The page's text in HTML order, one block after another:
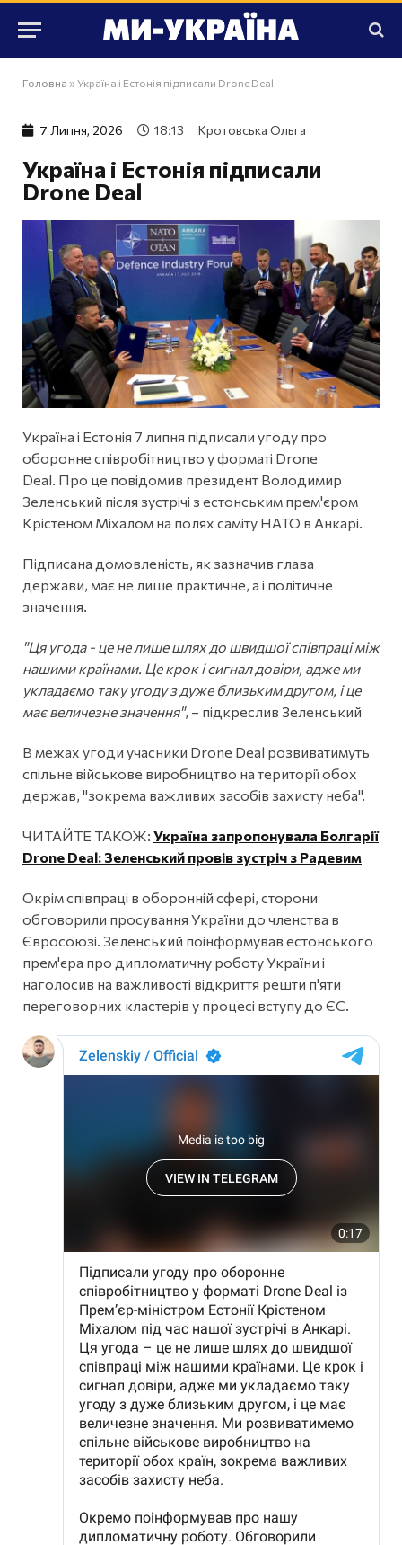
Головна » Україна і Естонія підписали Drone Deal
7 Липня, 2026 18:13 Кротовська Ольга
Україна і Естонія підписали
Drone Deal
Україна і Естонія 7 липня підписали угоду про
оборонне співробітництво у форматі Drone
Deal. Про це повідомив президент Володимир
Зеленський після зустрічі з естонським прем'єром
Крістеном Міхалом на полях саміту НАТО в Анкарі.
Підписана домовленість, як зазначив глава
держави, має не лише практичне, а і політичне
значення.
"Ця угода - це не лише шлях до швидшої співпраці між
нашими країнами. Це крок і сигнал довіри, адже ми
укладаємо таку угоду з дуже близьким другом, і це
має величезне значення", – підкреслив Зеленський
В межах угоди учасники Drone Deal розвиватимуть
спільне військове виробництво на території обох
держав, "зокрема важливих засобів захисту неба".
ЧИТАЙТЕ ТАКОЖ: Україна запропонувала Болгарії
Drone Deal: Зеленський провів зустріч з Радевим
Окрім співпраці в оборонній сфері, сторони
обговорили просування України до членства в
Євросоюзі. Зеленський поінформував естонського
прем'єра про дипломатичну роботу України і
наголосив на важливості відкриття решти п'яти
переговорних кластерів у процесі вступу до ЄС.